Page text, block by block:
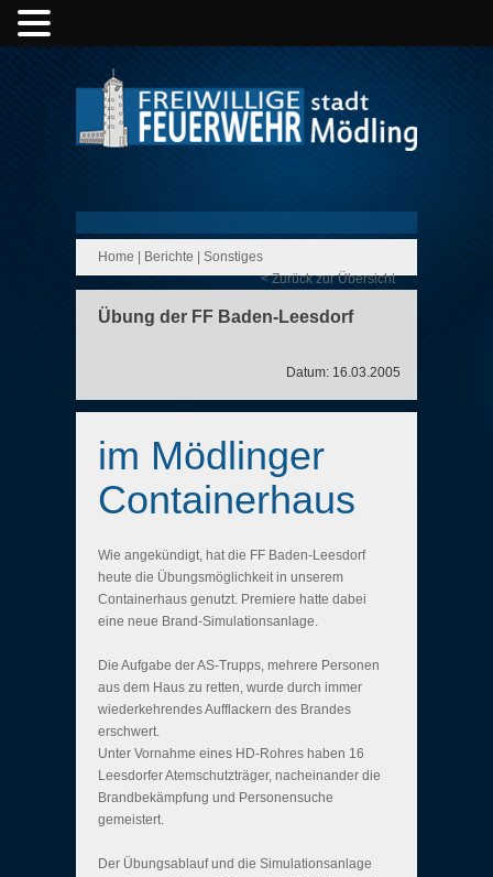
Home Berichte
Sonstiges
< Zurück zur Übersicht
Übung der FF Baden-Leesdorf
Datum: 16.03.2005
im Mödlinger
Containerhaus
Wie angekündigt, hat die FF Baden-Leesdorf
heute die Übungsmöglichkeit in unserem
Containerhaus genutzt. Premiere hatte dabei
eine neue Brand-Simulationsanlage.
Die Aufgabe der AS-Trupps, mehrere Personen
aus dem Haus zu retten, wurde durch immer
wiederkehrendes Aufflackern des Brandes
erschwert.
Unter Vornahme eines HD-Rohres haben 16
Leesdorfer Atemschutzträger, nacheinander die
Brandbekämpfung und Personensuche
gemeistert.
Der Übungsablauf und die Simulationsanlage